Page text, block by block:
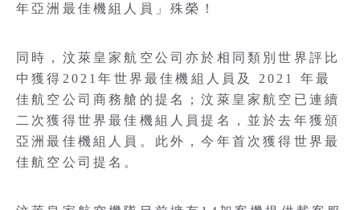
年亞洲最佳機組人員」殊榮！
同時，汶萊皇家航空公司亦於相同類別世界評比
中獲得2021年世界最佳機組人員及 2021 年最
佳航空公司商務艙的提名；汶萊皇家航空已連續
二次獲得世界最佳機組人員提名，並於去年獲頒
亞洲最佳機組人員。此外，今年首次獲得世界最
佳航空公司提名。